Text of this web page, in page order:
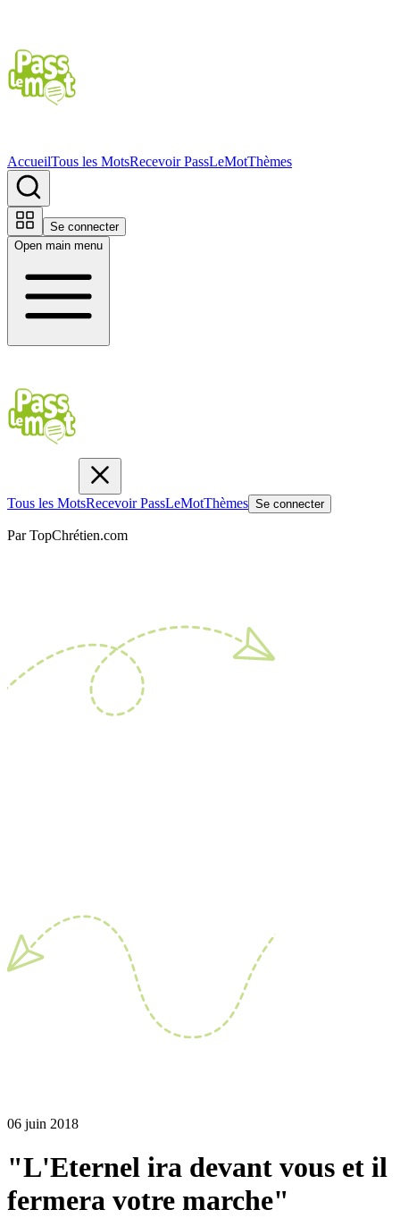
AccueilTous les MotsRecevoir PassLeMotThèmes
Se connecter
Open main menu
Tous les MotsRecevoir PassLeMotThèmes Se connecter
Par TopChrétien.com
06 juin 2018
"L'Eternel ira devant vous et il
fermera votre marche"